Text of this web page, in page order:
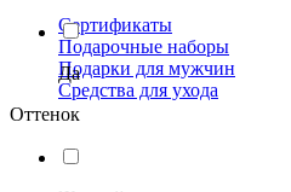
Сертификаты
Подарочные наборы
Подарки для мужчин
Средства для ухода
Да
Оттенок